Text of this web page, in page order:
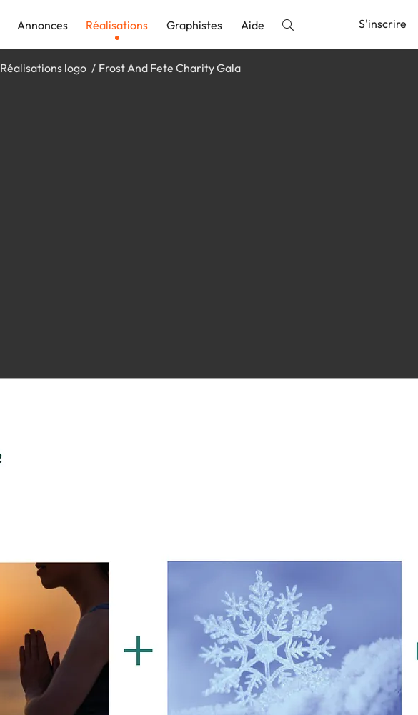
Annonces Réalisations Graphistes Aide S'inscrire
Réalisations logo Frost And Fete Charity Gala